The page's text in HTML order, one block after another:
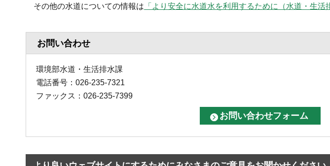
その他の水道についての情報は 「より安全に水道水を利用するために（水道・生活
お問い合わせ
環境部水道・生活排水課
電話番号：026-235-7321
ファックス：026-235-7399